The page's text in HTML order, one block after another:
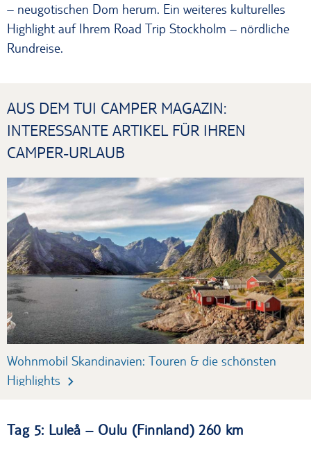
– neugotischen Dom herum. Ein weiteres kulturelles
Highlight auf Ihrem Road Trip Stockholm – nördliche
Rundreise.
AUS DEM TUI CAMPER MAGAZIN:
INTERESSANTE ARTIKEL FÜR IHREN
CAMPER-URLAUB
Wohnmobil Skandinavien: Touren & die schönsten
Highlights
Tag 5: Luleå – Oulu (Finnland) 260 km